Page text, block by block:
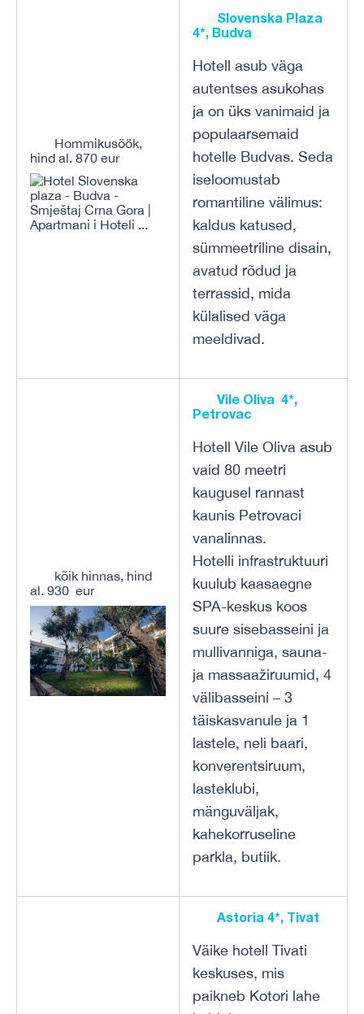
Hommikusöök,
hind al. 870 eur
Slovenska Plaza
4*, Budva
Hotell asub väga
autentses asukohas
ja on üks vanimaid ja
populaarsemaid
hotelle Budvas. Seda
iseloomustab
romantiline välimus:
kaldus katused,
sümmeetriline disain,
avatud rõdud ja
terrassid, mida
külalised väga
meeldivad.
kõik hinnas, hind
al. 930 eur
Vile Oliva 4*,
Petrovac
Hotell Vile Oliva asub
vaid 80 meetri
kaugusel rannast
kaunis Petrovaci
vanalinnas.
Hotelli infrastruktuuri
kuulub kaasaegne
SPA-keskus koos
suure sisebasseini ja
mullivanniga, sauna-
ja massaažiruumid, 4
välibasseini – 3
täiskasvanule ja 1
lastele, neli baari,
konverentsiruum,
lasteklubi,
mänguväljak,
kahekorruseline
parkla, butiik.
Astoria 4*, Tivat
Väike hotell Tivati
keskuses, mis
paikneb Kotori lahe